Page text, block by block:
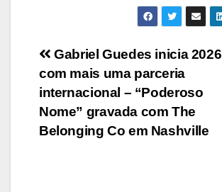
Navegação
de
Post
Gabriel Guedes inicia 2026
com mais uma parceria
internacional – “Poderoso
Nome” gravada com The
Belonging Co em Nashville